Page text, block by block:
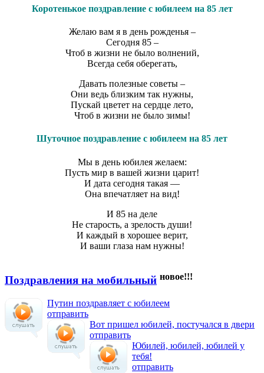
Коротенькое поздравление с юбилеем на 85 лет
Желаю вам я в день рожденья –
Сегодня 85 –
Чтоб в жизни не было волнений,
Всегда себя оберегать,
Давать полезные советы –
Они ведь близким так нужны,
Пускай цветет на сердце лето,
Чтоб в жизни не было зимы!
Шуточное поздравление с юбилеем на 85 лет
Мы в день юбилея желаем:
Пусть мир в вашей жизни царит!
И дата сегодня такая —
Она впечатляет на вид!
И 85 на деле
Не старость, а зрелость души!
И каждый в хорошее верит,
И ваши глаза нам нужны!
Поздравления на мобильный новое!!!
Путин поздравляет с юбилеем
отправить
Вот пришел юбилей, постучался в двери
отправить
Юбилей, юбилей, юбилей у
тебя!
отправить